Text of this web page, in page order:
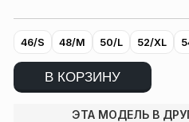
46/S 48/M 50/L 52/XL
В КОРЗИНУ
ЭТА МОДЕЛЬ В